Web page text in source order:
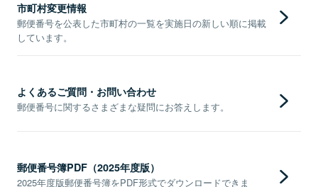
市町村変更情報
郵便番号を公表した市町村の一覧を実施日の新しい順に掲載
しています。
よくあるご質問・お問い合わせ
郵便番号に関するさまざまな疑問にお答えします。
郵便番号簿PDF（2025年度版）
2025年度版郵便番号簿をPDF形式でダウンロードできま